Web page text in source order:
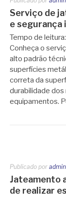
Serviço de
e segurança
Tempo de leitura:
Conheça o
alto padrão
superfícies
correta da
durabilidade
equipamentos.
Publicado por admin
Jateamento
de realizar